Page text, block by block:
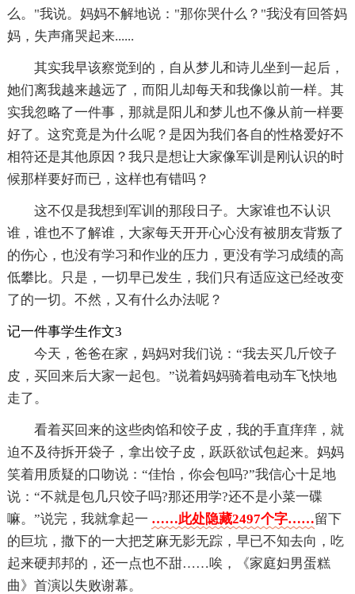
么。"我说。妈妈不解地说："那你哭什么？"我没有回答妈
妈，失声痛哭起来......
其实我早该察觉到的，自从梦儿和诗儿坐到一起后，
她们离我越来越远了，而阳儿却每天和我像以前一样。其
实我忽略了一件事，那就是阳儿和梦儿也不像从前一样要
好了。这究竟是为什么呢？是因为我们各自的性格爱好不
相符还是其他原因？我只是想让大家像军训是刚认识的时
候那样要好而已，这样也有错吗？
这不仅是我想到军训的那段日子。大家谁也不认识
谁，谁也不了解谁，大家每天开开心心没有被朋友背叛了
的伤心，也没有学习和作业的压力，更没有学习成绩的高
低攀比。只是，一切早已发生，我们只有适应这已经改变
了的一切。不然，又有什么办法呢？
记一件事学生作文3
今天，爸爸在家，妈妈对我们说：“我去买几斤饺子
皮，买回来后大家一起包。”说着妈妈骑着电动车飞快地
走了。
看着买回来的这些肉馅和饺子皮，我的手直痒痒，就
迫不及待拆开袋子，拿出饺子皮，跃跃欲试包起来。妈妈
笑着用质疑的口吻说：“佳怡，你会包吗?”我信心十足地
说：“不就是包几只饺子吗?那还用学?还不是小菜一碟
嘛。”说完，我就拿起一 ……此处隐藏2497个字……留下
的巨坑，撒下的一大把芝麻无影无踪，早已不知去向，吃
起来硬邦邦的，还一点也不甜……唉，《家庭妇男蛋糕
曲》首演以失败谢幕。